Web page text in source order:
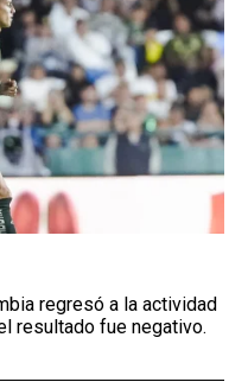
regresó a la actividad
resultado fue negativo.